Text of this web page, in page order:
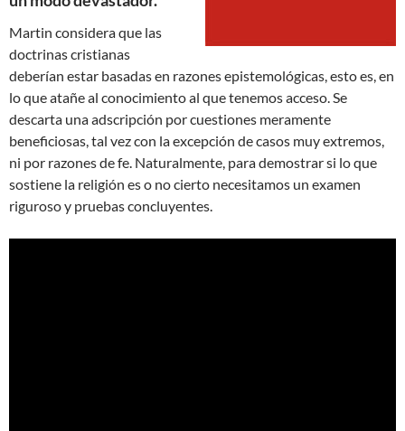
Martin considera que las
doctrinas cristianas
deberían estar basadas en razones epistemológicas, esto es, en
lo queatañe al conocimiento al que tenemos acceso. Se
descarta una adscripción por cuestiones meramente
beneficiosas, tal vez con la excepción de casos muy extremos,
ni por razones de fe. Naturalmente, para demostrar si lo que
sostiene la religión es o no cierto necesitamos un examen
riguroso y pruebas concluyentes.